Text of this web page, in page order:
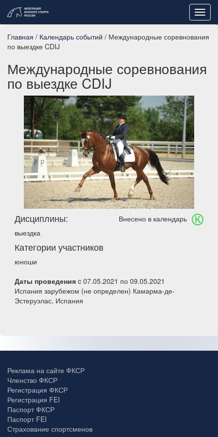
Главная / Календарь событий / Международные соревнования
по выездке CDIJ
Международные соревнования
по выездке CDIJ
Внесено в календарь
Дисциплины:
выездка
Категории участников
юноши
Даты проведения c 07.05.2021 по 09.05.2021
Испания зарубежом (не определен) Камарма-де-
Эстеруэлас, Испания
Реклама на сайте ФКСР
Членство ФКСР
Регистрация ФКСР
Регистрация FEI
Паспорт ФКСР
Паспорт FEI
Страхование спортсменов